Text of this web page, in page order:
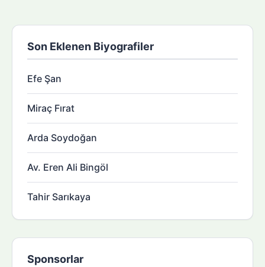
Son Eklenen Biyografiler
Efe Şan
Miraç Fırat
Arda Soydoğan
Av. Eren Ali Bingöl
Tahir Sarıkaya
Sponsorlar